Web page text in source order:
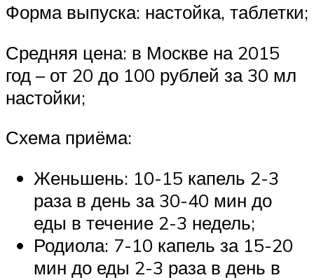
Форма выпуска: настойка, таблетки;
Средняя цена: в Москве на 2015
год – от 20 до 100 рублей за 30 мл
настойки;
Схема приёма:
Женьшень: 10-15 капель 2-3
раза в день за 30-40 мин до
еды в течение 2-3 недель;
Родиола: 7-10 капель за 15-20
мин до еды 2-3 раза в день в